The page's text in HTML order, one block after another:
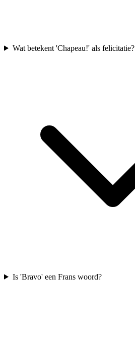
Wat betekent 'Chapeau!' als felicitatie?
Is 'Bravo' een Frans woord?